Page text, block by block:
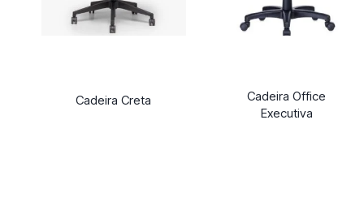
Cadeira Creta
Cadeira Office
Executiva